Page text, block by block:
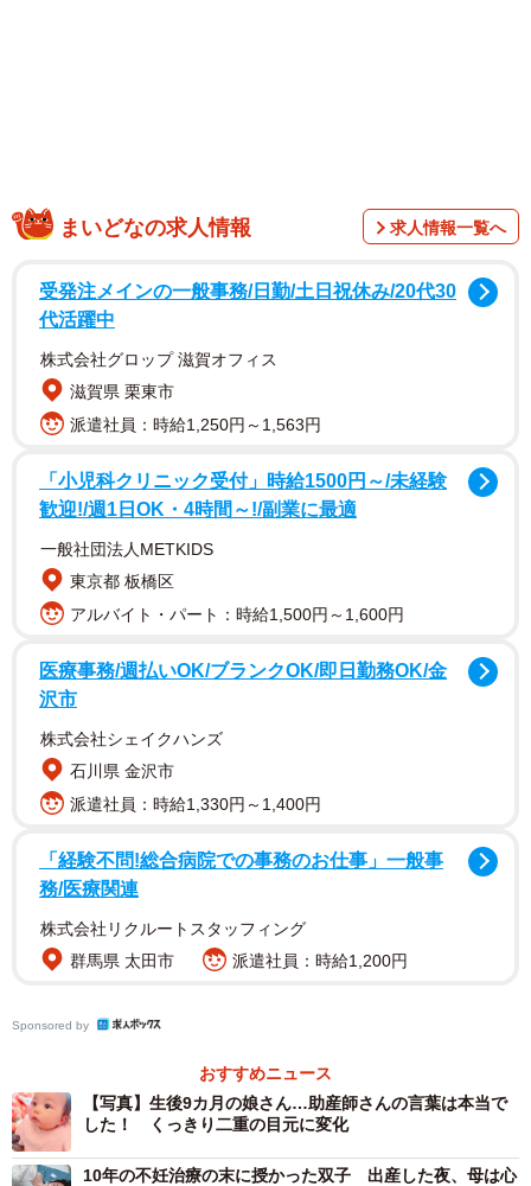
生後13日の娘さん／母親提供
まいどなの求人情報 求人情報一覧へ
受発注メインの一般事務/日勤/土日祝休み/20代30
代活躍中
株式会社グロップ 滋賀オフィス
滋賀県 栗東市
派遣社員：時給1,250円～1,563円
「小児科クリニック受付」時給1500円～/未経験
歓迎!/週1日OK・4時間～!/副業に最適
一般社団法人METKIDS
東京都 板橋区
アルバイト・パート：時給1,500円～1,600円
医療事務/週払いOK/ブランクOK/即日勤務OK/金
沢市
株式会社シェイクハンズ
石川県 金沢市
派遣社員：時給1,330円～1,400円
「経験不問!総合病院での事務のお仕事」一般事
務/医療関連
株式会社リクルートスタッフィング
群馬県 太田市
派遣社員：時給1,200円
Sponsored by
おすすめニュース
【写真】生後9カ月の娘さん…助産師さんの言葉は本当で
した！ くっきり二重の目元に変化
10年の不妊治療の末に授かった双子 出産した夜、母は心